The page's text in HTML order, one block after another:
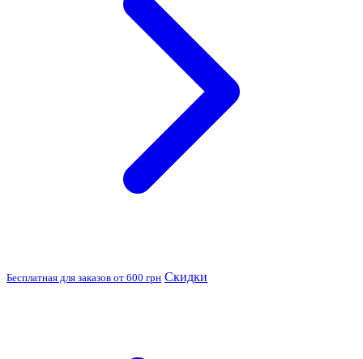
Бесплатная для заказов от 600 грн Скидки